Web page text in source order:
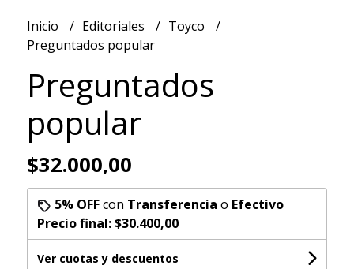
Inicio Editoriales
Toyco
Preguntados popular
Preguntados
popular
$32.000,00
5% OFFcon Transferencia o Efectivo
Precio final:$30.400,00
Ver cuotas y descuentos